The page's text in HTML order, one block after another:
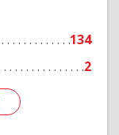
134
2